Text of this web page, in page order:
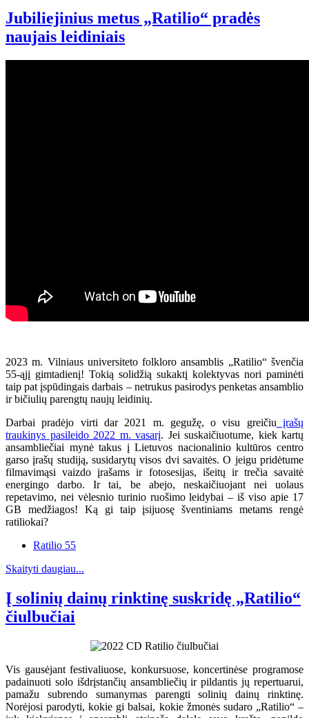
Jubiliejinius metus „Ratilio“ pradės
naujais leidiniais
2023 m. Vilniaus universiteto folkloro ansamblis „Ratilio“ švenčia
55-ąjį gimtadienį! Tokią solidžią sukaktį kolektyvas nori paminėti
taip pat įspūdingais darbais – netrukus pasirodys penketas ansamblio
ir bičiulių parengtų naujų leidinių.
Darbai pradėjo virti dar 2021 m. gegužę, o visu greičiu įrašų
traukinys pasileido 2022 m. vasarį. Jei suskaičiuotume, kiek kartų
ansambliečiai mynė takus į Lietuvos nacionalinio kultūros centro
garso įrašų studiją, susidarytų visos dvi savaitės. O jeigu pridėtume
filmavimąsi vaizdo įrašams ir fotosesijas, išeitų ir trečia savaitė
energingo darbo. Ir tai, be abejo, neskaičiuojant nei uolaus
repetavimo, nei vėlesnio turinio ruošimo leidybai – iš viso apie 17
GB medžiagos! Ką gi taip įsijuosę šventiniams metams rengė
ratiliokai?
Ratilio 55
Skaityti daugiau...
Į solinių dainų rinktinę suskridę „Ratilio“
čiulbučiai
Vis gausėjant festivaliuose, konkursuose, koncertinėse programose
padainuoti solo išdrįstančių ansambliečių ir pildantis jų repertuarui,
pamažu subrendo sumanymas parengti solinių dainų rinktinę.
Norėjosi parodyti, kokie gi balsai, kokie žmonės sudaro „Ratilio“ –